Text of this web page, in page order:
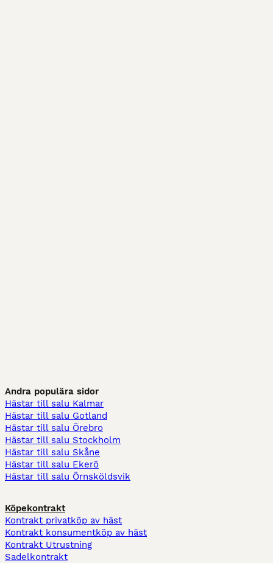
Andra populära sidor
Hästar till salu Kalmar
Hästar till salu Gotland
Hästar till salu Örebro
Hästar till salu Stockholm
Hästar till salu Skåne
Hästar till salu Ekerö
Hästar till salu Örnsköldsvik
Köpekontrakt
Kontrakt privatköp av häst
Kontrakt konsumentköp av häst
Kontrakt Utrustning
Sadelkontrakt